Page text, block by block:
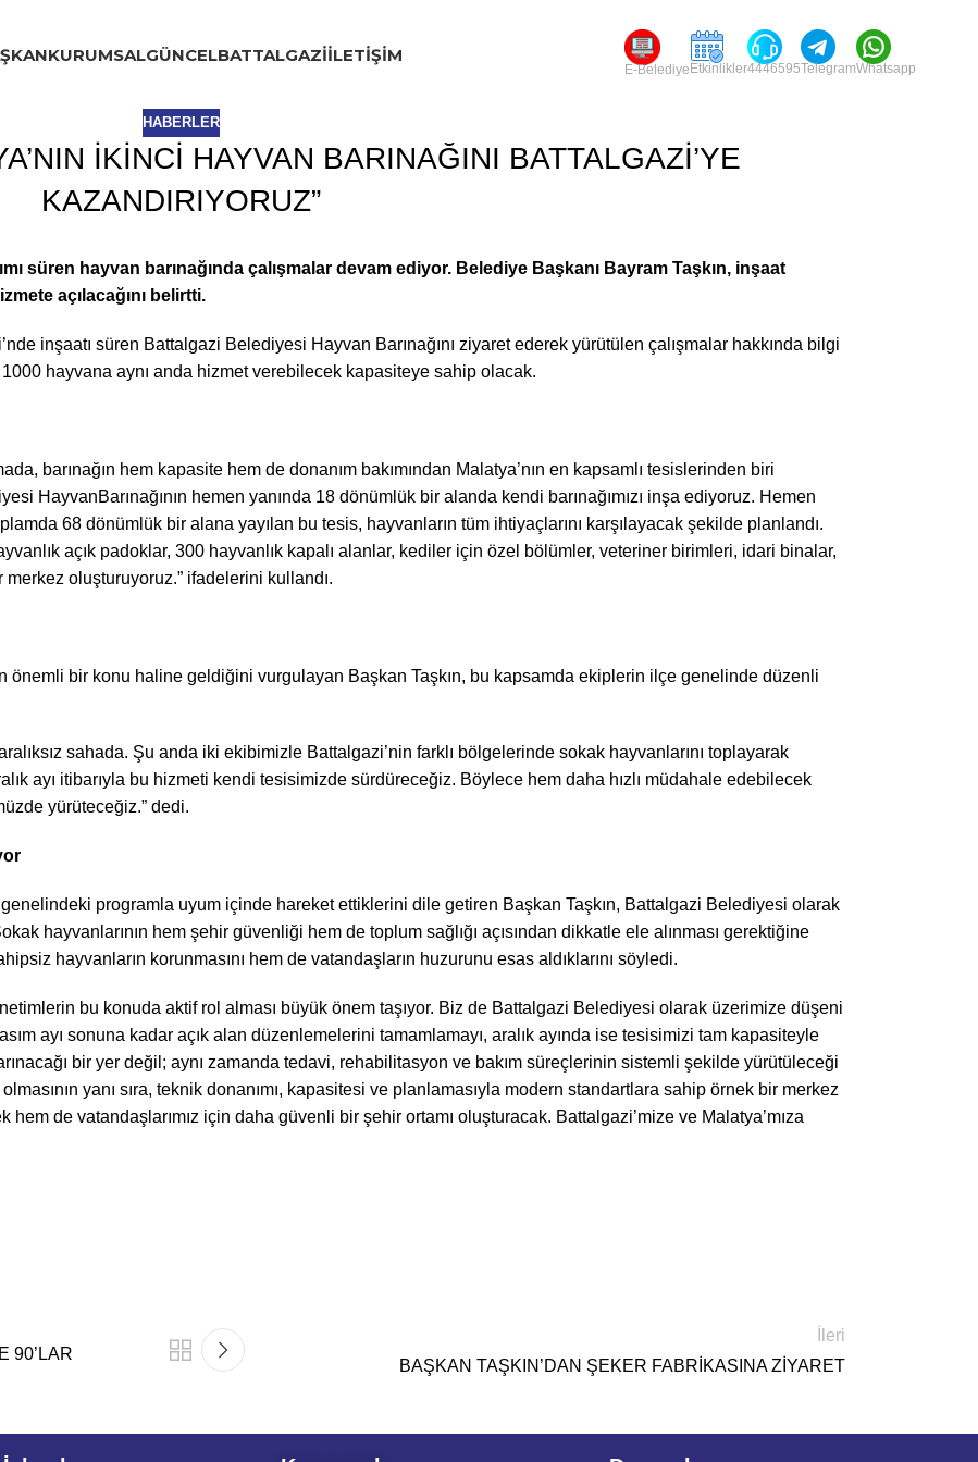
KURUMSALGÜNCELBATTALGAZIİLETIŞIM
E-Belediye Etkinlikler4446595TelegramWhatsapp
HABERLER
İKİNCİ HAYVAN BARINAĞINI BATTALGAZİ’YE
KAZANDIRIYORUZ”
süren hayvan barınağında çalışmalar devam ediyor. Belediye Başkanı Bayram Taşkın, inşaat
açılacağını belirtti.
inşaatı süren Battalgazi Belediyesi Hayvan Barınağını ziyaret ederek yürütülen çalışmalar hakkında bilgi
hayvana aynı anda hizmet verebilecek kapasiteye sahip olacak.
barınağın hem kapasite hem de donanım bakımından Malatya’nın en kapsamlı tesislerinden biri
HayvanBarınağının hemen yanında 18 dönümlük bir alanda kendi barınağımızı inşa ediyoruz. Hemen
68 dönümlük bir alana yayılan bu tesis, hayvanların tüm ihtiyaçlarını karşılayacak şekilde planlandı.
açık padoklar, 300 hayvanlık kapalı alanlar, kediler için özel bölümler, veteriner birimleri, idari binalar,
merkez oluşturuyoruz.” ifadelerini kullandı.
önemli bir konu haline geldiğini vurgulayan Başkan Taşkın, bu kapsamda ekiplerin ilçe genelinde düzenli
sahada. Şu anda iki ekibimizle Battalgazi’nin farklı bölgelerinde sokak hayvanlarını toplayarak
ayı itibarıyla bu hizmeti kendi tesisimizde sürdüreceğiz. Böylece hem daha hızlı müdahale edebilecek
yürüteceğiz.” dedi.
genelindeki programla uyum içinde hareket ettiklerini dile getiren Başkan Taşkın, Battalgazi Belediyesi olarak
hayvanlarının hem şehir güvenliği hem de toplum sağlığı açısından dikkatle ele alınması gerektiğine
hayvanların korunmasını hem de vatandaşların huzurunu esas aldıklarını söyledi.
bu konuda aktif rol alması büyük önem taşıyor. Biz de Battalgazi Belediyesi olarak üzerimize düşeni
ayı sonuna kadar açık alan düzenlemelerini tamamlamayı, aralık ayında ise tesisimizi tam kapasiteyle
bir yer değil; aynı zamanda tedavi, rehabilitasyon ve bakım süreçlerinin sistemli şekilde yürütüleceği
yanı sıra, teknik donanımı, kapasitesi ve planlamasıyla modern standartlara sahip örnek bir merkez
hem de vatandaşlarımız için daha güvenli bir şehir ortamı oluşturacak. Battalgazi’mize ve Malatya’mıza
90’LAR
İleri
BAŞKAN TAŞKIN’DAN ŞEKER FABRİKASINA ZİYARET